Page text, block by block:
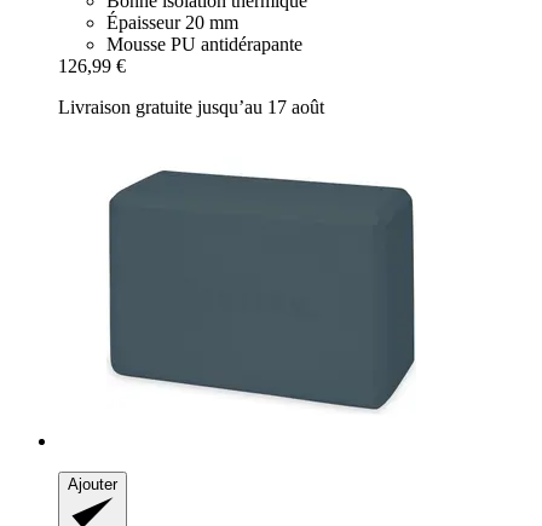
Épaisseur 20 mm
Mousse PU antidérapante
126,99 €
Livraison gratuite jusqu’au 17 août
Ajouter